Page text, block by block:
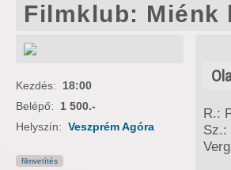
Filmklub: Miénk
R.:
Sz.:
Kezdés: 18:00
Belépő: 1 500.-
Helyszín: Veszprém Agóra
filmvetítés